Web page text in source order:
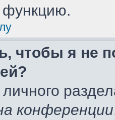
функцию.
чтобы я не
личного
конференции